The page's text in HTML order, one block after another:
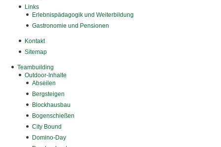
Links
Erlebnispädagogik und Weiterbildung
Gastronomie und Pensionen
Kontakt
Sitemap
Teambuilding
Outdoor-Inhalte
Abseilen
Bergsteigen
Blockhausbau
Bogenschießen
City Bound
Domino-Day